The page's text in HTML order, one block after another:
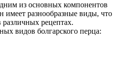
из основных компонентов
разнообразные виды, что
различных рецептах.
видов болгарского перца: